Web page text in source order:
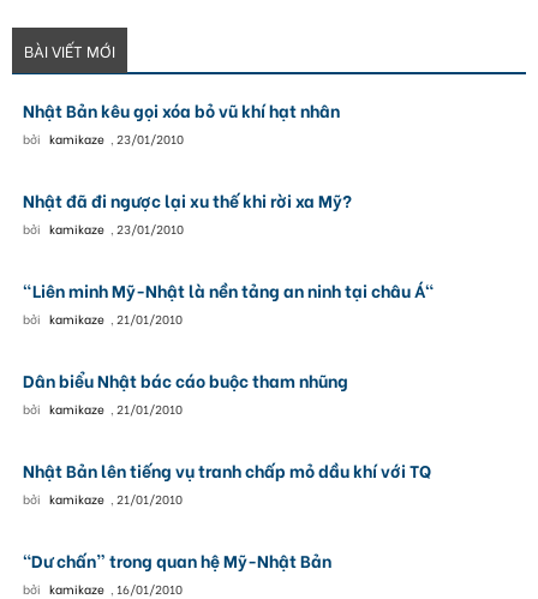
BÀI VIẾT MỚI
Nhật Bản kêu gọi xóa bỏ vũ khí hạt nhân
bởi kamikaze , 23/01/2010
Nhật đã đi ngược lại xu thế khi rời xa Mỹ?
bởi kamikaze , 23/01/2010
"Liên minh Mỹ-Nhật là nền tảng an ninh tại châu Á"
bởi kamikaze , 21/01/2010
Dân biểu Nhật bác cáo buộc tham nhũng
bởi kamikaze , 21/01/2010
Nhật Bản lên tiếng vụ tranh chấp mỏ dầu khí với TQ
bởi kamikaze , 21/01/2010
“Dư chấn” trong quan hệ Mỹ-Nhật Bản
bởi kamikaze , 16/01/2010